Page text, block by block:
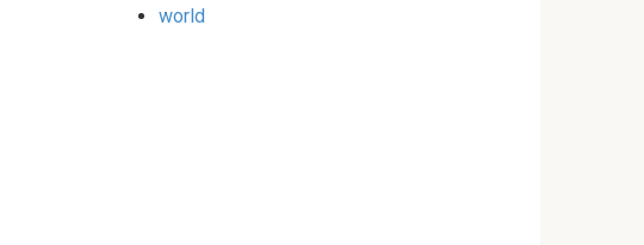
world